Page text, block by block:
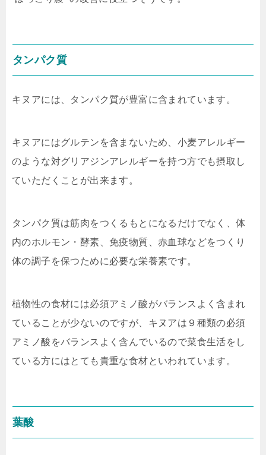
タンパク質
キヌアには、タンパク質が豊富に含まれています。
キヌアにはグルテンを含まないため、小麦アレルギー
のような対グリアジンアレルギーを持つ方でも摂取し
ていただくことが出来ます。
タンパク質は筋肉をつくるもとになるだけでなく、体
内のホルモン・酵素、免疫物質、赤血球などをつくり
体の調子を保つために必要な栄養素です。
植物性の食材には必須アミノ酸がバランスよく含まれ
ていることが少ないのですが、キヌアは９種類の必須
アミノ酸をバランスよく含んでいるので菜食生活をし
ている方にはとても貴重な食材といわれています。
葉酸